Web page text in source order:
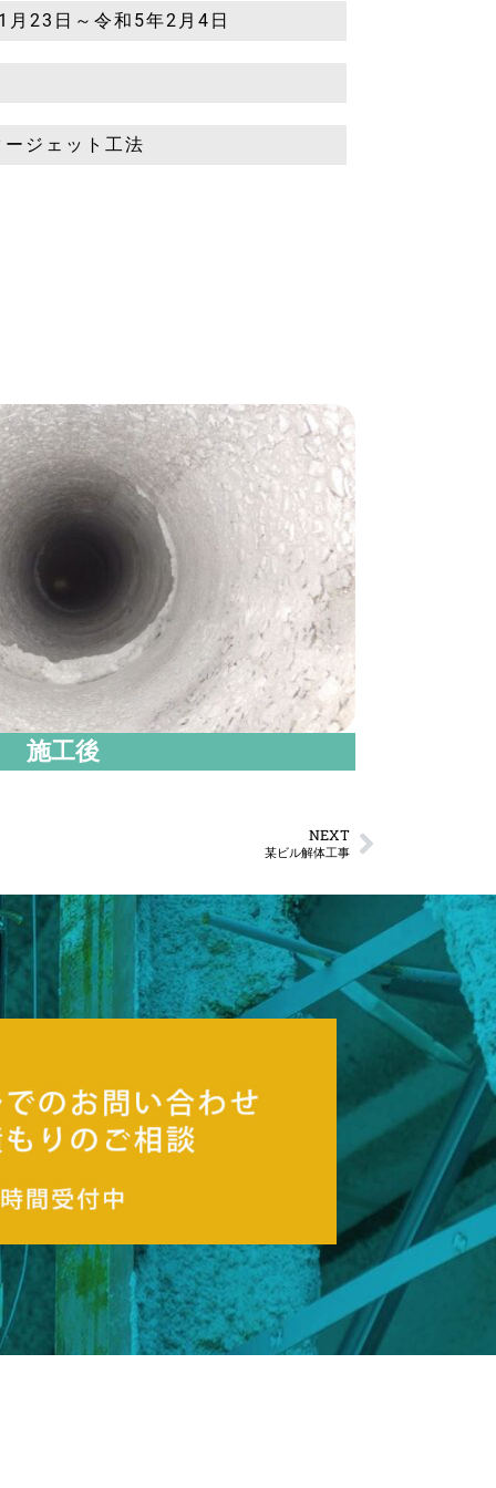
月23日～令和5年2月4日
ージェット工法
施工後
NEXT
某ビル解体工事